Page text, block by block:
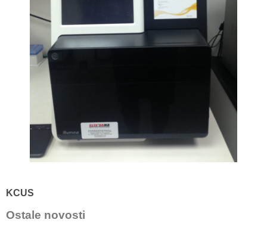
KCUS
Ostale novosti